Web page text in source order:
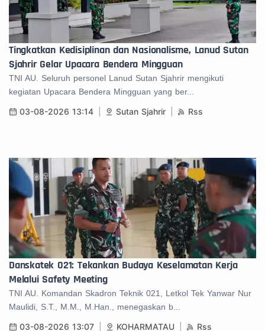
Tingkatkan Kedisiplinan dan Nasionalisme, Lanud Sutan
Sjahrir Gelar Upacara Bendera Mingguan
TNI AU. Seluruh personel Lanud Sutan Sjahrir mengikuti
kegiatan Upacara Bendera Mingguan yang ber...
03-08-2026 13:14 Sutan Sjahrir Rss
Danskatek 021: Tekankan Budaya Keselamatan Kerja
Melalui Safety Meeting
TNI AU. Komandan Skadron Teknik 021, Letkol Tek Yanwar Nur
Maulidi, S.T., M.M., M.Han., menegaskan b...
03-08-2026 13:07 KOHARMATAU Rss